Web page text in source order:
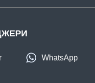
WhatsApp